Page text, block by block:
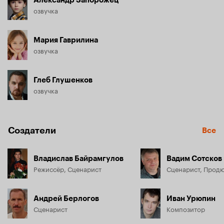
озвучка
Мария Гаврилина
озвучка
Глеб Глушенков
озвучка
Создатели Все
Владислав Байрамгулов
Режиссёр, Сценарист
Андрей Берлогов
Сценарист
Вадим Сотсков
Сценарист,
Иван Урюпин
Композитор